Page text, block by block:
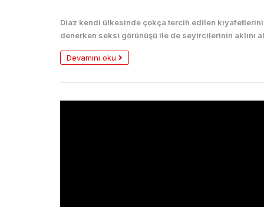
Diaz kendi ülkesinde çokça tercih edilen
denerken seksi görünüşü ile de seyircilerinin aklını
Devamını oku